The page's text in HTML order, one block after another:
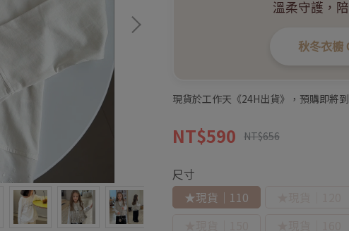
溫柔守護，
秋冬衣櫥
現貨於工作天《24H出貨》，預購即將
NT$590 NT$656
尺寸
★現貨｜110